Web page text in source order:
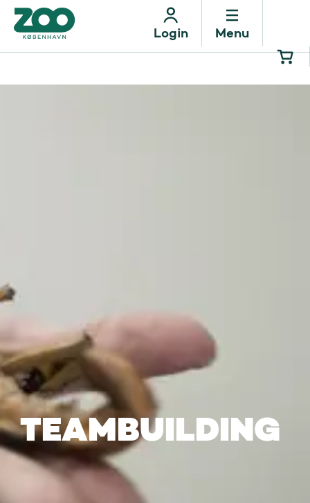
Menu
Login
TEAMBUILDING